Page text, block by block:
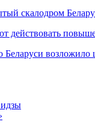
скалодром
действовать
Беларуси возложило